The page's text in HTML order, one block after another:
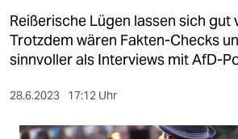
kultur
sport
berlin
nord
Reißerische Lügen lassen sich gut
Trotzdem wären Fakten-Checks
sinnvoller als Interviews mit AfD-
28.6.2023 17:12 Uhr